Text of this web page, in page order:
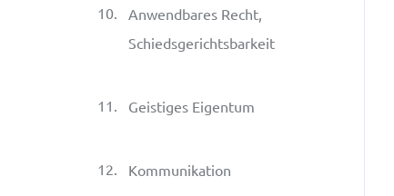
10.
Anwendbares Recht,
Schiedsgerichtsbarkeit
11 . Geistiges Eigentum
12. Kommunikation